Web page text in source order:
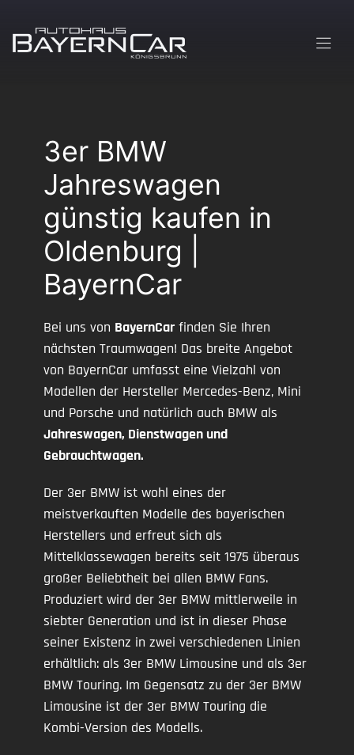
Inhalt
springen
3er BMW
Jahreswagen
günstig kaufen in
Oldenburg |
BayernCar
Bei uns von BayernCar finden Sie Ihren
nächsten Traumwagen! Das breite Angebot
von BayernCar umfasst eine Vielzahl von
Modellen der Hersteller Mercedes-Benz, Mini
und Porsche und natürlich auch BMW als
Jahreswagen, Dienstwagen und
Gebrauchtwagen.
Der 3er BMW ist wohl eines der
meistverkauften Modelle des bayerischen
Herstellers und erfreut sich als
Mittelklassewagen bereits seit 1975 überaus
großer Beliebtheit bei allen BMW Fans.
Produziert wird der 3er BMW mittlerweile in
siebter Generation und ist in dieser Phase
seiner Existenz in zwei verschiedenen Linien
erhältlich: als 3er BMW Limousine und als 3er
BMW Touring. Im Gegensatz zu der 3er BMW
Limousine ist der 3er BMW Touring die
Kombi-Version des Modells.